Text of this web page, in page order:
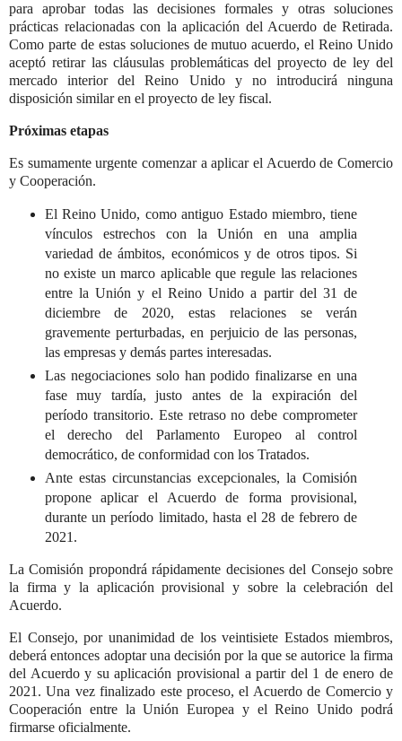
para aprobar todas las decisiones formales y otras soluciones
prácticas relacionadas con la aplicación del Acuerdo de Retirada.
Como parte de estas soluciones de mutuo acuerdo, el Reino Unido
aceptó retirar las cláusulas problemáticas del proyecto de ley del
mercado interior del Reino Unido y no introducirá ninguna
disposición similar en el proyecto de ley fiscal.
Próximas etapas
Es sumamente urgente comenzar a aplicar el Acuerdo de Comercio
y Cooperación.
El Reino Unido, como antiguo Estado miembro, tiene
vínculos estrechos con la Unión en una amplia
variedad de ámbitos, económicos y de otros tipos. Si
no existe un marco aplicable que regule las relaciones
entre la Unión y el Reino Unido a partir del 31 de
diciembre de 2020, estas relaciones se verán
gravemente perturbadas, en perjuicio de las personas,
las empresas y demás partes interesadas.
Las negociaciones solo han podido finalizarse en una
fase muy tardía, justo antes de la expiración del
período transitorio. Este retraso no debe comprometer
el derecho del Parlamento Europeo al control
democrático, de conformidad con los Tratados.
Ante estas circunstancias excepcionales, la Comisión
propone aplicar el Acuerdo de forma provisional,
durante un período limitado, hasta el 28 de febrero de
2021.
La Comisión propondrá rápidamente decisiones del Consejo sobre
la firma y la aplicación provisional y sobre la celebración del
Acuerdo.
El Consejo, por unanimidad de los veintisiete Estados miembros,
deberá entonces adoptar una decisión por la que se autorice la firma
del Acuerdo y su aplicación provisional a partir del 1 de enero de
2021. Una vez finalizado este proceso, el Acuerdo de Comercio y
Cooperación entre la Unión Europea y el Reino Unido podrá
firmarse oficialmente.